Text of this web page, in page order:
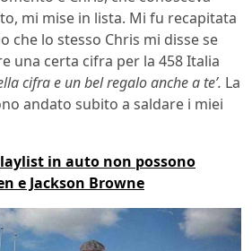
mi mise in lista. Mi fu recapitata
che lo stesso Chris mi disse se
una certa cifra per la 458 Italia
cifra e un bel regalo anche a te’. La
andato subito a saldare i miei
in auto non possono
e Jackson Browne